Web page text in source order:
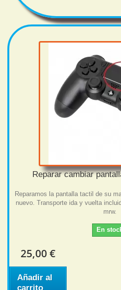
Reparar cambiar
Reparamos la pantalla tactil de su
nuevo. Transporte ida y vuelta
mrw.
En
25,00 €
Añadir al
carrito